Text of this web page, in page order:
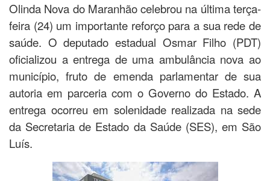
Olinda Nova do Maranhão celebrou na última terça-
feira (24) um importante reforço para a sua rede de
saúde. O deputado estadual Osmar Filho (PDT)
oficializou a entrega de uma ambulância nova ao
município, fruto de emenda parlamentar de sua
autoria em parceria com o Governo do Estado. A
entrega ocorreu em solenidade realizada na sede
da Secretaria de Estado da Saúde (SES), em São
Luís.